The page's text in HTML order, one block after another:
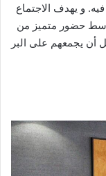
و يهدف الاجتماع
وسط حضور متميز من
أن يجمعهم على البر